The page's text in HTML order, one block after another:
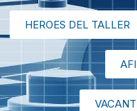
HEROES DEL TALLER